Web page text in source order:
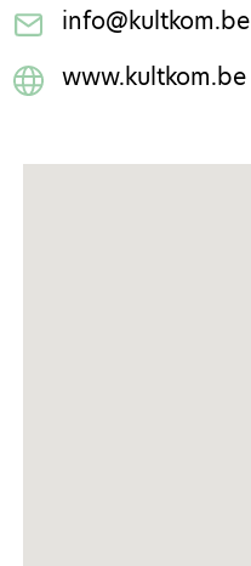
info@kultkom.be
www.kultkom.be